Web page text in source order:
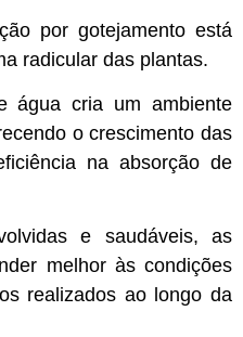
por gotejamento está
radicular das plantas.
água cria um ambiente
o crescimento das
na absorção de
e saudáveis, as
melhor às condições
realizados ao longo da